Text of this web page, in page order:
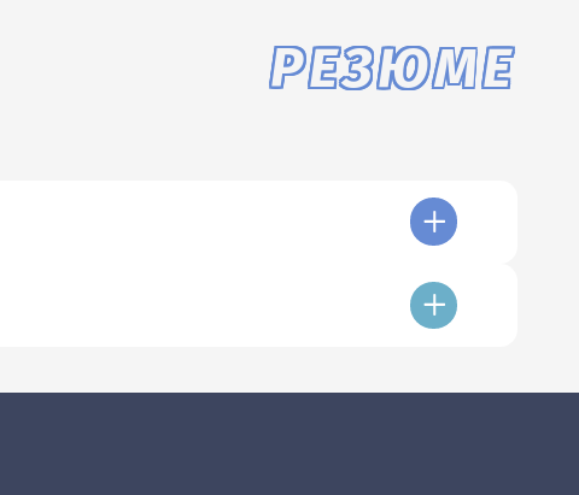
РЕЗЮМЕ